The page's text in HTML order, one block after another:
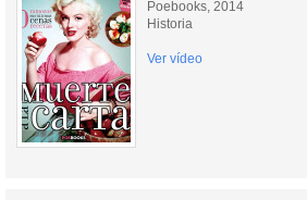
Poebooks, 2014
Historia
Ver vídeo